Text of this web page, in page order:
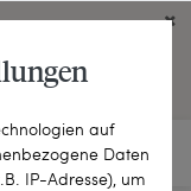
auf
Daten
IP-Adresse), um